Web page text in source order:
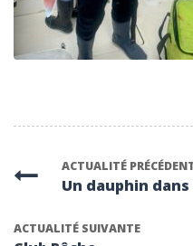
ACTUALITÉ
Un dauphin
ACTUALITÉ SUIVANTE